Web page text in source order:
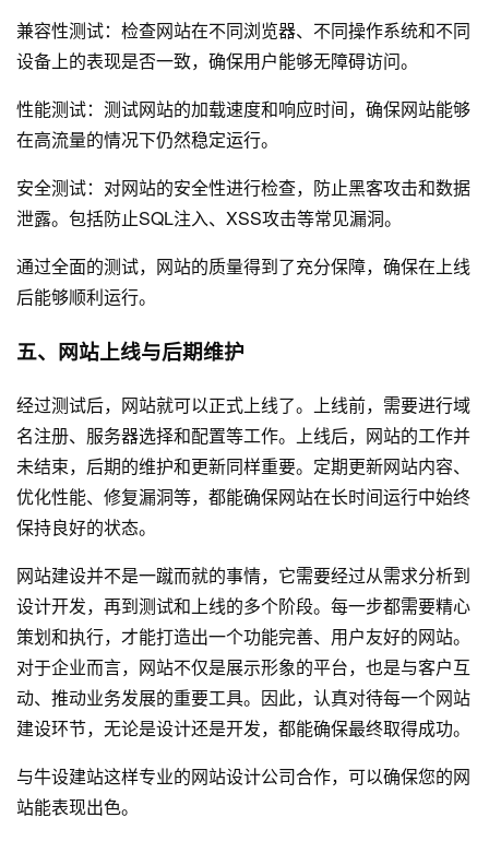
兼容性测试：检查网站在不同浏览器、不同操作系统和不同
设备上的表现是否一致，确保用户能够无障碍访问。
性能测试：测试网站的加载速度和响应时间，确保网站能够
在高流量的情况下仍然稳定运行。
安全测试：对网站的安全性进行检查，防止黑客攻击和数据
泄露。包括防止SQL注入、XSS攻击等常见漏洞。
通过全面的测试，网站的质量得到了充分保障，确保在上线
后能够顺利运行。
五、网站上线与后期维护
经过测试后，网站就可以正式上线了。上线前，需要进行域
名注册、服务器选择和配置等工作。上线后，网站的工作并
未结束，后期的维护和更新同样重要。定期更新网站内容、
优化性能、修复漏洞等，都能确保网站在长时间运行中始终
保持良好的状态。
网站建设并不是一蹴而就的事情，它需要经过从需求分析到
设计开发，再到测试和上线的多个阶段。每一步都需要精心
策划和执行，才能打造出一个功能完善、用户友好的网站。
对于企业而言，网站不仅是展示形象的平台，也是与客户互
动、推动业务发展的重要工具。因此，认真对待每一个网站
建设环节，无论是设计还是开发，都能确保最终取得成功。
与牛设建站这样专业的网站设计公司合作，可以确保您的网
站能表现出色。